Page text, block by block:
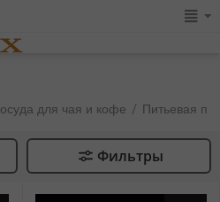
для чая и кофе / Питьевая
Фильтры